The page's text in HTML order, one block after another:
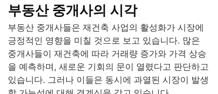
부동산 중개사의 시각
부동산 중개사들은 재건축 사업의 활성화가 시장에
긍정적인 영향을 미칠 것으로 보고 있습니다. 많은
중개사들이 재건축에 따라 거래량 증가와 가격 상승
을 예측하며, 새로운 기회의 문이 열렸다고 판단하고
있습니다. 그러나 이들은 동시에 과열된 시장이 발생